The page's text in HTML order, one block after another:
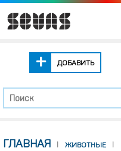
ДОБАВИТЬ
ГЛАВНАЯ ЖИВОТНЫЕ